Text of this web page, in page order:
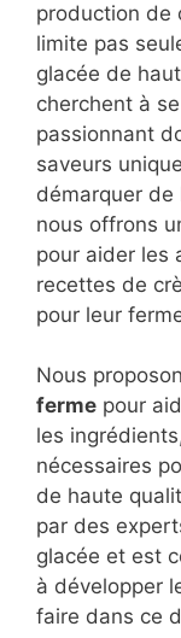
production de
limite pas
glacée de
cherchent à
passionnant
saveurs
démarquer de
nous offrons
pour aider les
recettes de
pour leur
Nous
ferme pour
les
nécessaires
de haute
par des
glacée et est
à développer
faire dans ce